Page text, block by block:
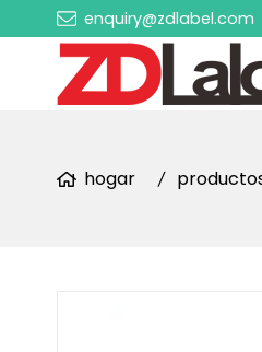
enquiry@zdlabel.com
hogar